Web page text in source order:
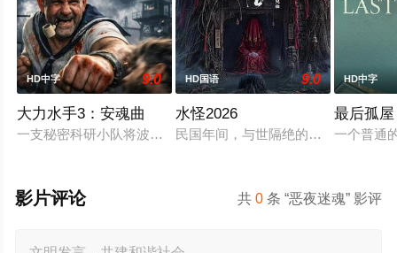
HD中字 9.0
大力水手3：安魂曲
一支秘密科研小队将波派囚禁在地下军事基地，试图驯化并利
HD国语 9.0
水怪2026
民国年间，与世隔绝的怪水村被湖中
HD中字
最后孤屋
一个普通
共0 条 “恶夜迷魂” 影评
影片评论